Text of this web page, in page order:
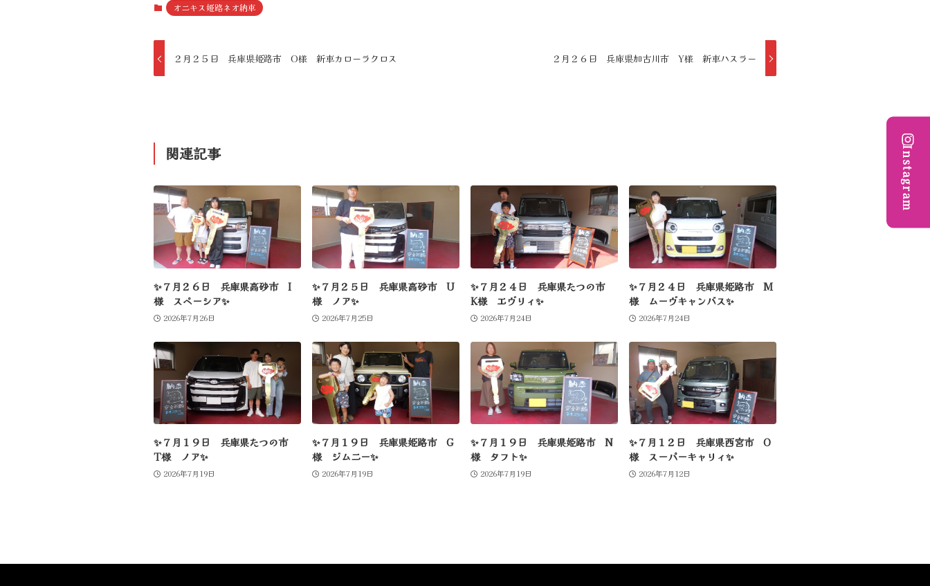
オニキス姫路ネオ納車
２月２５日 兵庫県姫路市 O様 新車カローラクロス ２月２６日 兵庫県加古川市 Y様 新車ハスラー
関連記事
✨７月２６日 兵庫県高砂市 I
様 スペーシア✨
2026年7月26日
✨７月２５日 兵庫県高砂市 U
様 ノア✨
2026年7月25日
✨７月２４日 兵庫県たつの市
K様 エヴリィ✨
2026年7月24日
✨７月２４日 兵庫県姫路市 M
様 ムーヴキャンバス✨
2026年7月24日
✨７月１９日 兵庫県たつの市
T様 ノア✨
2026年7月19日
✨７月１９日 兵庫県姫路市 G
様 ジムニー✨
2026年7月19日
✨７月１９日 兵庫県姫路市 N
様 タフト✨
2026年7月19日
✨７月１２日 兵庫県西宮市 O
様 スーパーキャリィ✨
2026年7月12日
Instagram